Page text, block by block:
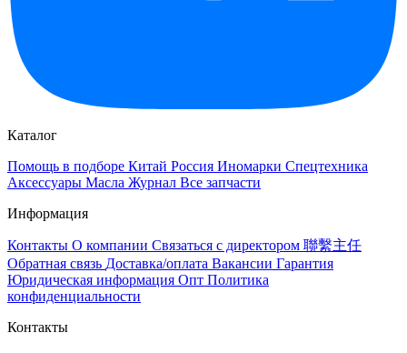
Каталог
Помощь в подборе Китай Россия Иномарки Спецтехника
Аксессуары Масла Журнал Все запчасти
Информация
Контакты О компании Связаться с директором 聯繫主任
Обратная связь Доставка/оплата Вакансии Гарантия
Юридическая информация Опт Политика
конфиденциальности
Контакты